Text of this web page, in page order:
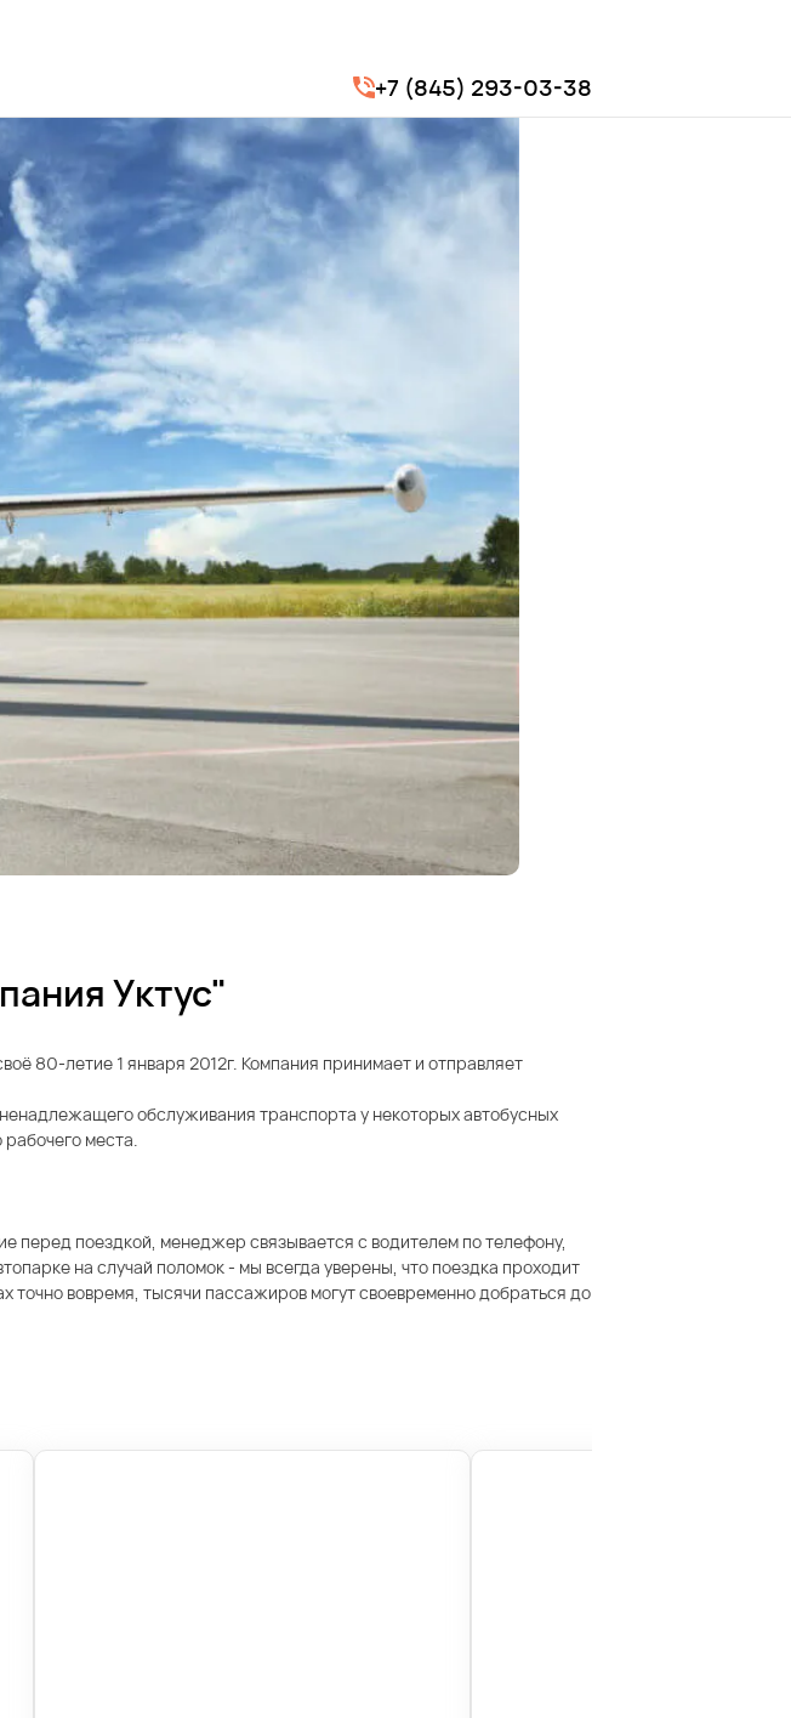
+7 (845) 293-03-38
Уктус"
80-летие 1 января 2012г. Компания принимает и отправляет
обслуживания транспорта у некоторых автобусных
места.
перед поездкой, менеджер связывается с водителем по телефону,
на случай поломок - мы всегда уверены, что поездка проходит
точно вовремя, тысячи пассажиров могут своевременно добраться до